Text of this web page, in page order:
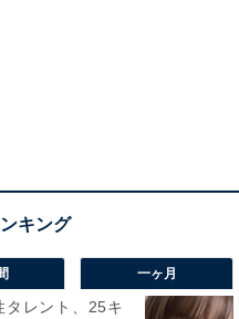
一ヶ月
タレント、25キ